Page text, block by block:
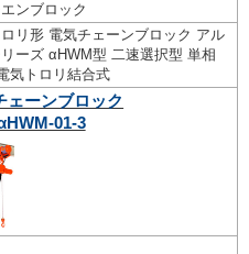
ンブロック
リ形 電気チェーンブロック アル
ーズ αHWM型 二速選択型 単相
気トロリ結合式
ェーンブロック
01-3